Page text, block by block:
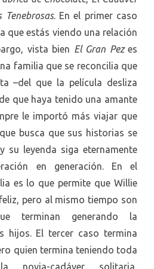
Tenebrosas. En el primer caso
que estás viendo una relación
vista bien El Gran Pezes
familia que se reconcilia que
–del que la película desliza
que haya tenido una amante
le importó más viajar que
busca que sus historias se
su leyenda siga eternamente
en generación. En el
es lo que permite que Willie
pero al mismo tiempo son
terminan generando la
hijos. El tercer caso termina
quien termina teniendo toda
cadáver solitaria,